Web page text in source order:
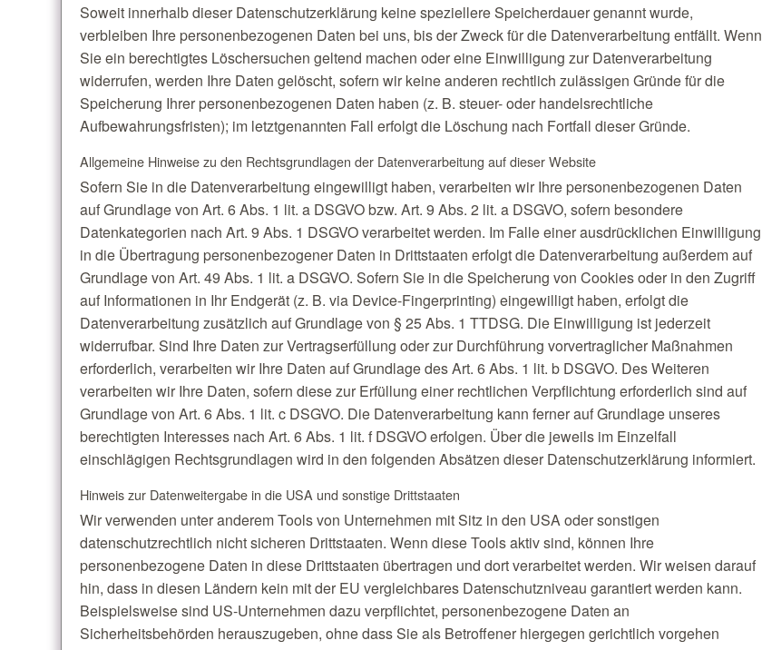
Soweit innerhalb dieser Datenschutzerklärung keine speziellere Speicherdauer genannt wurde,
verbleiben Ihre personenbezogenen Daten bei uns, bis der Zweck für die Datenverarbeitung entfällt. Wenn
Sie ein berechtigtes Löschersuchen geltend machen oder eine Einwilligung zur Datenverarbeitung
widerrufen, werden Ihre Daten gelöscht, sofern wir keine anderen rechtlich zulässigen Gründe für die
Speicherung Ihrer personenbezogenen Daten haben (z. B. steuer- oder handelsrechtliche
Aufbewahrungsfristen); im letztgenannten Fall erfolgt die Löschung nach Fortfall dieser Gründe.
Allgemeine Hinweise zu den Rechtsgrundlagen der Datenverarbeitung auf dieser Website
Sofern Sie in die Datenverarbeitung eingewilligt haben, verarbeiten wir Ihre personenbezogenen Daten
auf Grundlage von Art. 6 Abs. 1 lit. a DSGVO bzw. Art. 9 Abs. 2 lit. a DSGVO, sofern besondere
Datenkategorien nach Art. 9 Abs. 1 DSGVO verarbeitet werden. Im Falle einer ausdrücklichen Einwilligung
in die Übertragung personenbezogener Daten in Drittstaaten erfolgt die Datenverarbeitung außerdem auf
Grundlage von Art. 49 Abs. 1 lit. a DSGVO. Sofern Sie in die Speicherung von Cookies oder in den Zugriff
auf Informationen in Ihr Endgerät (z. B. via Device-Fingerprinting) eingewilligt haben, erfolgt die
Datenverarbeitung zusätzlich auf Grundlage von § 25 Abs. 1 TTDSG. Die Einwilligung ist jederzeit
widerrufbar. Sind Ihre Daten zur Vertragserfüllung oder zur Durchführung vorvertraglicher Maßnahmen
erforderlich, verarbeiten wir Ihre Daten auf Grundlage des Art. 6 Abs. 1 lit. b DSGVO. Des Weiteren
verarbeiten wir Ihre Daten, sofern diese zur Erfüllung einer rechtlichen Verpflichtung erforderlich sind auf
Grundlage von Art. 6 Abs. 1 lit. c DSGVO. Die Datenverarbeitung kann ferner auf Grundlage unseres
berechtigten Interesses nach Art. 6 Abs. 1 lit. f DSGVO erfolgen. Über die jeweils im Einzelfall
einschlägigen Rechtsgrundlagen wird in den folgenden Absätzen dieser Datenschutzerklärung informiert.
Hinweis zur Datenweitergabe in die USA und sonstige Drittstaaten
Wir verwenden unter anderem Tools von Unternehmen mit Sitz in den USA oder sonstigen
datenschutzrechtlich nicht sicheren Drittstaaten. Wenn diese Tools aktiv sind, können Ihre
personenbezogene Daten in diese Drittstaaten übertragen und dort verarbeitet werden. Wir weisen darauf
hin, dass in diesen Ländern kein mit der EU vergleichbares Datenschutzniveau garantiert werden kann.
Beispielsweise sind US-Unternehmen dazu verpflichtet, personenbezogene Daten an
Sicherheitsbehörden herauszugeben, ohne dass Sie als Betroffener hiergegen gerichtlich vorgehen